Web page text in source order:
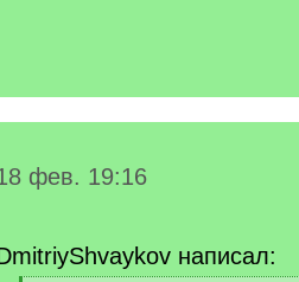
фев. 19:16
написал: